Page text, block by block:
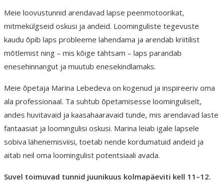
Meie loovustunnid arendavad lapse peenmotoorikat,
mitmekülgseid oskusi ja andeid. Loominguliste tegevuste
kaudu õpib laps probleeme lahendama ja arendab kriitilist
mõtlemist ning – mis kõige tähtsam – laps parandab
enesehinnangut ja muutub enesekindlamaks.
Meie õpetaja Marina Lebedeva on kogenud ja inspireeriv oma
ala professionaal. Ta suhtub õpetamisesse loominguliselt,
andes huvitavaid ja kaasahaaravaid tunde, mis arendavad laste
fantaasiat ja loomingulisi oskusi. Marina leiab igale lapsele
sobiva lähenemisviisi, toetab nende kordumatuid andeid ja
aitab neil oma loomingulist potentsiaali avada.
Suvel toimuvad tunnid juunikuus kolmapäeviti kell 11–12.